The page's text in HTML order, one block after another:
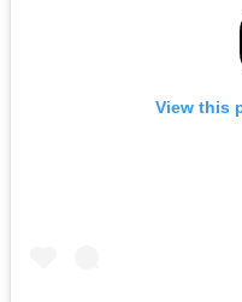
View this